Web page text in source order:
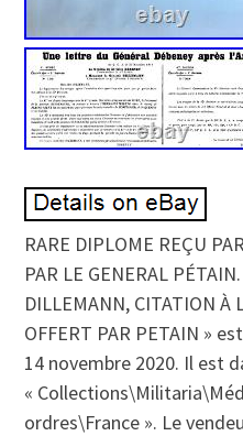
RARE DIPLOME REÇU
PAR LE GENERAL
DILLEMANN, CITATION À
OFFERT PAR PETAIN »
14 novembre 2020. Il est
«
ordres\France ». Le